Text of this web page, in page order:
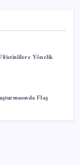
Yönelik
Flaş